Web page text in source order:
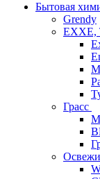
Бытовая
Grendy
EXXE,
Грасс